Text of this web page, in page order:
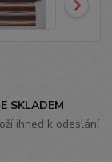
SKLADEM
ihned k odeslání